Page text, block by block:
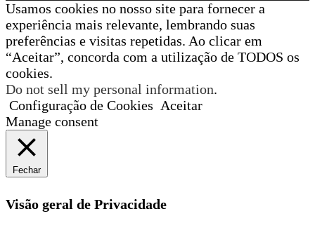
Usamos cookies no nosso site para fornecer a
experiência mais relevante, lembrando suas
preferências e visitas repetidas. Ao clicar em
“Aceitar”, concorda com a utilização de TODOS os
cookies.
Do not sell my personal information.
Configuração de Cookies Aceitar
Manage consent
Fechar
Visão geral de Privacidade